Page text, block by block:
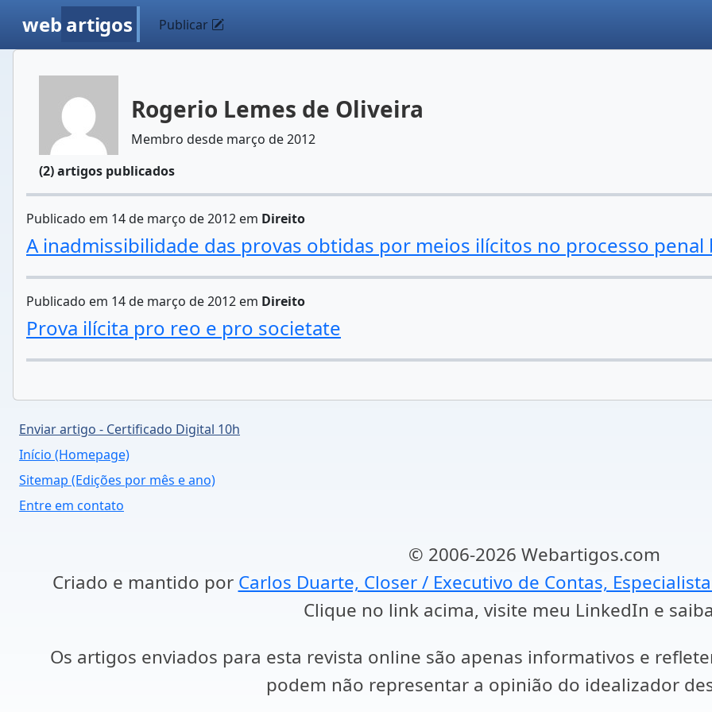
web artigos Publicar
Rogerio Lemes de Oliveira
Membro desde março de 2012
(2) artigos publicados
Publicado em 14 de março de 2012 em Direito
A inadmissibilidade das provas obtidas por meios ilícitos no processo penal
Publicado em 14 de março de 2012 em Direito
Prova ilícita pro reo e pro societate
Enviar artigo - Certificado Digital 10h
Início (Homepage)
Sitemap (Edições por mês e ano)
Entre em contato
© 2006-2026 Webartigos.com
Criado e mantido por Carlos Duarte, Closer / Executivo de Contas,
Clique no link acima, visite meu LinkedIn e
Os artigos enviados para esta revista online são apenas informativos e
podem não representar a opinião do idealizador